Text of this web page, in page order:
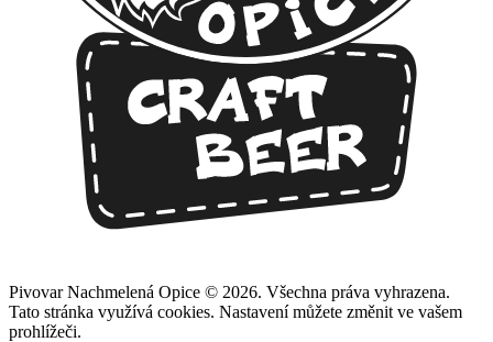
Pivovar Nachmelená Opice © 2026. Všechna práva vyhrazena.
Tato stránka využívá cookies. Nastavení můžete změnit ve vašem
prohlížeči.